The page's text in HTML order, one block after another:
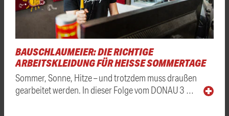
BAUSCHLAUMEIER: DIE RICHTIGE
ARBEITSKLEIDUNG FÜR HEISSE SOMMERTAGE
Sommer, Sonne, Hitze – und trotzdem muss draußen
gearbeitet werden. In dieser Folge vom DONAU 3 …